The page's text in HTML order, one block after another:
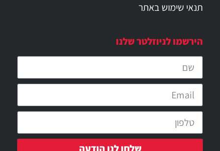
תנאי שימוש באתר
הירשמו לניוזלטר שלנו